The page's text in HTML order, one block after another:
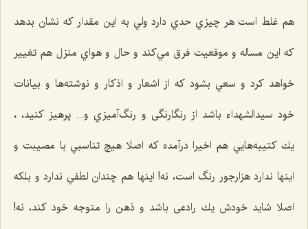
هم غلط است هر چيزي حدي دارد ولي به این مقدار كه نشان بدهد
كه این مساله و موقعیت فرق مي‌كند و حال و هواي منزل هم تغيير
خواهد كرد و سعي بشود كه از اشعار و اذكار و نوشته‌ها و بیانات
خود سيدالشهداء باشد از رنگارنگی و رنگ‌آميزي و... پرهیز کنید، ،
يك كتيبه‌هایي هم اخيرا درآمده كه اصلا هيچ تناسبي با مصيبت و
اينها ندارد هزارجور رنگ است، نه! اينها هم چندان لطفي ندارد و بلكه
اصلا شاید خودش يك رادعی ‌باشد و ذهن را متوجه خود كند، نه!